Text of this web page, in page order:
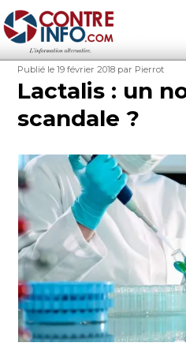
Contre-Info
Publié
le
Publié le 19 février 2018 Auteur
par Pierrot
Lactalis : un
scandale ?